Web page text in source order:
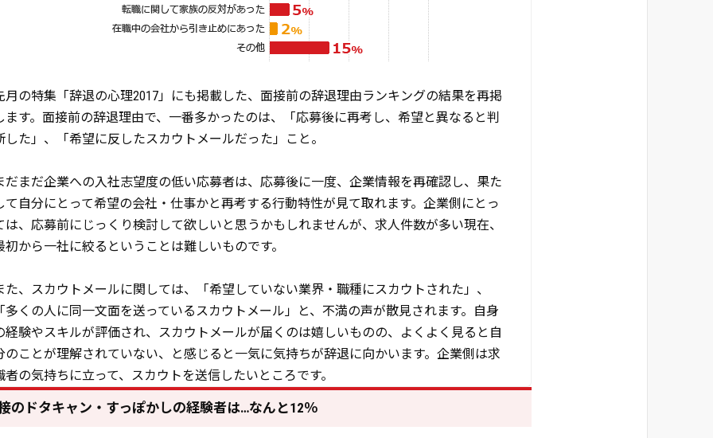
月の特集「辞退の心理2017」にも掲載した、面接前の辞退理由ランキングの結果を再掲
ます。面接前の辞退理由で、一番多かったのは、「応募後に再考し、希望と異なると判
した」、「希望に反したスカウトメールだった」こと。
だまだ企業への入社志望度の低い応募者は、応募後に一度、企業情報を再確認し、果た
て自分にとって希望の会社・仕事かと再考する行動特性が見て取れます。企業側にとっ
は、応募前にじっくり検討して欲しいと思うかもしれませんが、求人件数が多い現在、
初から一社に絞るということは難しいものです。
た、スカウトメールに関しては、「希望していない業界・職種にスカウトされた」、
多くの人に同一文面を送っているスカウトメール」と、不満の声が散見されます。自身
経験やスキルが評価され、スカウトメールが届くのは嬉しいものの、よくよく見ると自
のことが理解されていない、と感じると一気に気持ちが辞退に向かいます。企業側は求
者の気持ちに立って、スカウトを送信したいところです。
のドタキャン・すっぽかしの経験者は…なんと12％